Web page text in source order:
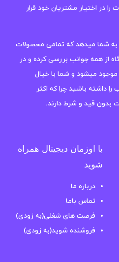
در اختیار مشتریان خود قرار
به شما میدهد که تمامی محصولات
از همه جوانب بررسی کرده و در
موجود میشود و شما با خیال
را داشته باشید چرا که اکثر
قید و شرط دارند.
با اوزمان دیجیتال همراه
شوید
درباره ما
تماس باما
فرصت های شغلی(به زودی)
فروشنده شوید(به زودی)